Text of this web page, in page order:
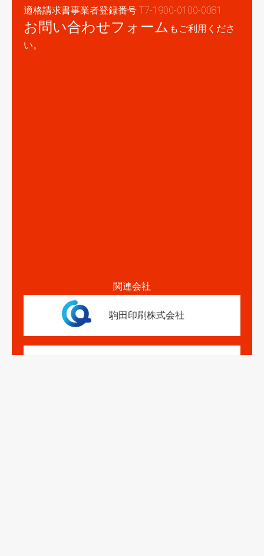
適格請求書事業者登録番号 T7-1900-0100-0081
お問い合わせフォーム もご利用くださ
い。
関連会社
駒田印刷株式会社